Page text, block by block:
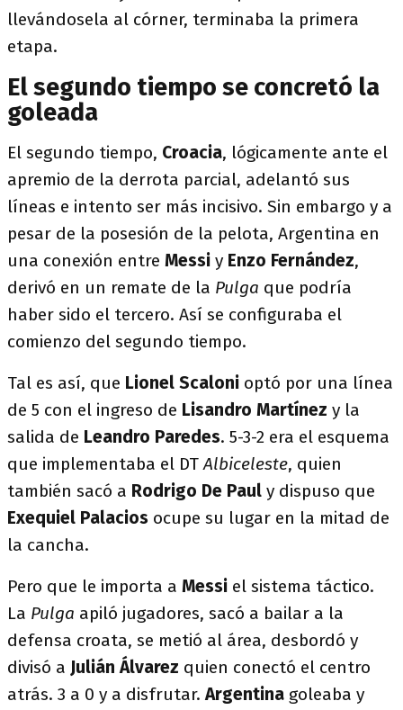
llevándosela al córner, terminaba la primera
etapa.
El segundo tiempo se concretó la
goleada
El segundo tiempo, Croacia, lógicamente ante el
apremio de la derrota parcial, adelantó sus
líneas e intento ser más incisivo. Sin embargo y a
pesar de la posesión de la pelota, Argentina en
una conexión entre Messi y Enzo Fernández,
derivó en un remate de la Pulga que podría
haber sido el tercero. Así se configuraba el
comienzo del segundo tiempo.
Tal es así, que Lionel Scaloni optó por una línea
de 5 con el ingreso de Lisandro Martínez y la
salida de Leandro Paredes. 5-3-2 era el esquema
que implementaba el DTAlbiceleste, quien
también sacó a Rodrigo De Paul y dispuso que
Exequiel Palacios ocupe su lugar en la mitad de
la cancha.
Pero que le importa a Messi el sistema táctico.
La Pulga apiló jugadores, sacó a bailar a la
defensa croata, se metió al área, desbordó y
divisó a Julián Álvarez quien conectó el centro
atrás. 3 a 0 y a disfrutar.Argentina goleaba y